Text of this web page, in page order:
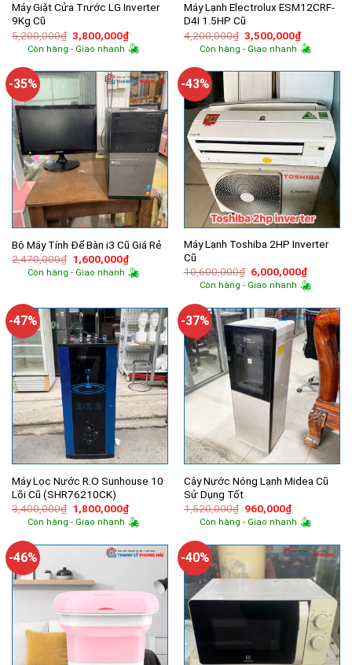
Máy Giặt Cửa Trước LG Inverter
9Kg Cũ
5,200,000₫ Giá
gốc
là:
3,800,000₫Giá
hiện
tại
3,800,000₫.
Còn hàng - Giao nhanh
Máy Lạnh Electrolux ESM12CRF-
D4I 1.5HP Cũ
4,200,000₫ Giá
gốc
là:
3,500,000₫Giá
hiện
tại
Còn hàng - Giao nhanh
-35%
Bộ Máy Tính Để Bàn i3 Cũ Giá Rẻ
2,470,000₫ Giá
gốc
là:
1,600,000₫Giá
hiện
tại
Còn hàng - Giao nhanh
-43%
Máy Lạnh Toshiba 2HP Inverter
Cũ
10,600,000₫ Giá
gốc
là:
6,000,000₫Giá
hiện
tại
Còn hàng - Giao nhanh
-47%
Máy Lọc Nước R.O Sunhouse 10
Lõi Cũ (SHR76210CK)
3,400,000₫ Giá
gốc
là:
1,800,000₫Giá
hiện
tại
1,800,000₫.
Còn hàng - Giao nhanh
-37%
Cây Nước Nóng Lạnh Midea Cũ
Sử Dụng Tốt
1,520,000₫ Giá
gốc
là:
960,000₫Giá
hiện
tại
960,000₫.
Còn hàng - Giao nhanh
-46% -40%